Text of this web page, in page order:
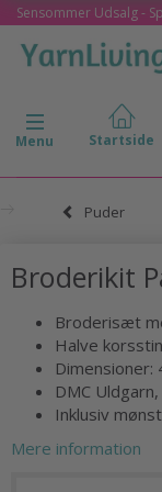
Sensommer Udsalg -
Skifte navigation
Menu
Puder
Broderikit
Broderisæt
Halve
Dimensioner:
DMC
Inklusiv
Mere information